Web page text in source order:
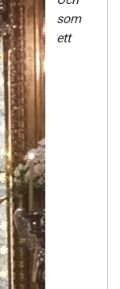
som
ett